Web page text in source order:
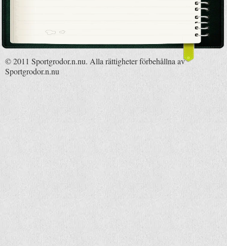
© 2011 Sportgrodor.n.nu. Alla rättigheter förbehållna av
Sportgrodor.n.nu